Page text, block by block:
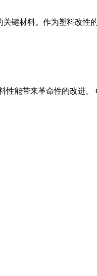
键材料。作为塑料改性
能带来革命性的改进。